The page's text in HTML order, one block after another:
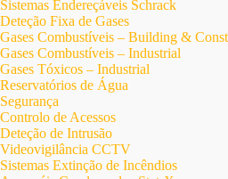
Sistemas Endereçáveis Schrack
Deteção Fixa de Gases
Gases Combustíveis – Building &
Gases Combustíveis – Industrial
Gases Tóxicos – Industrial
Reservatórios de Água
Segurança
Controlo de Acessos
Deteção de Intrusão
Videovigilância CCTV
Sistemas Extinção de Incêndios